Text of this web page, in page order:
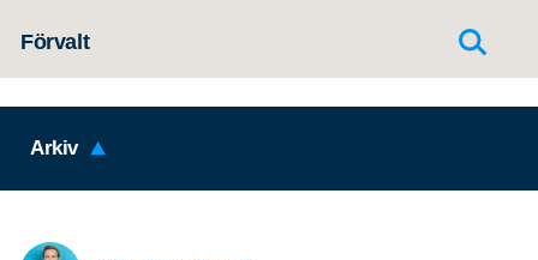
Förvalt
Arkiv